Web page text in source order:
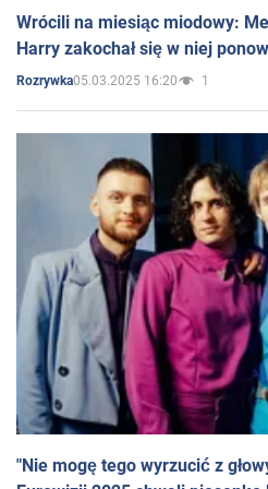
Wrócili na miesiąc miodowy:
Harry zakochał się w niej
Rozrywka05.03.2025 16:20 1
"Nie mogę tego wyrzucić z